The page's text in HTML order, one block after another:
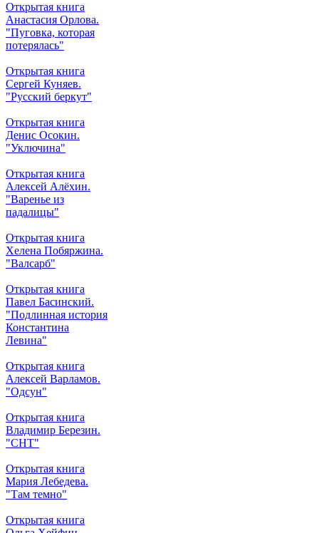
Открытая книга
Анастасия Орлова.
"Пуговка, которая
потерялась"
Открытая книга
Сергей Куняев.
"Русский беркут"
Открытая книга
Денис Осокин.
"Уключина"
Открытая книга
Алексей Алёхин.
"Варенье из
падалицы"
Открытая книга
Хелена Побяржина.
"Валсарб"
Открытая книга
Павел Басинский.
"Подлинная история
Константина
Левина"
Открытая книга
Алексей Варламов.
"Одсун"
Открытая книга
Владимир Березин.
"СНТ"
Открытая книга
Мария Лебедева.
"Там темно"
Открытая книга